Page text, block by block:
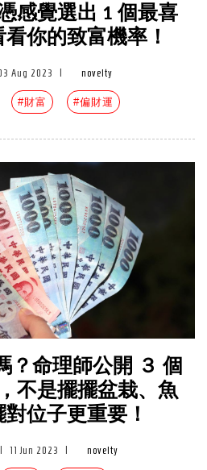
感覺選出 1 個最喜
你的致富機率！
Aug 2023 novelty
#財富 #偏財運
？命理師公開 ３ 個
不是擺擺盆栽、魚
位子更重要！
11 Jun 2023 novelty